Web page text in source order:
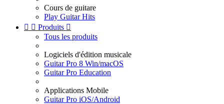
Cours de guitare
Play Guitar Hits
  Produits 
Tous les produits
Logiciels d'édition musicale
Guitar Pro 8 Win/macOS
Guitar Pro Education
Applications Mobile
Guitar Pro iOS/Android